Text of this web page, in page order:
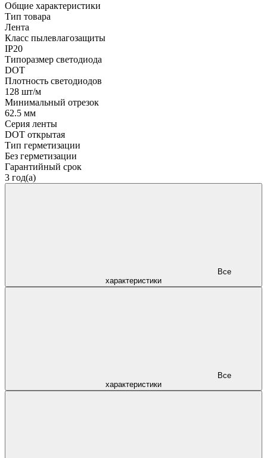
Общие характеристики
Тип товара
Лента
Класс пылевлагозащиты
IP20
Типоразмер светодиода
DOT
Плотность светодиодов
128 шт/м
Минимальный отрезок
62.5 мм
Серия ленты
DOT открытая
Тип герметизации
Без герметизации
Гарантийный срок
3 год(а)
характеристики
характеристики